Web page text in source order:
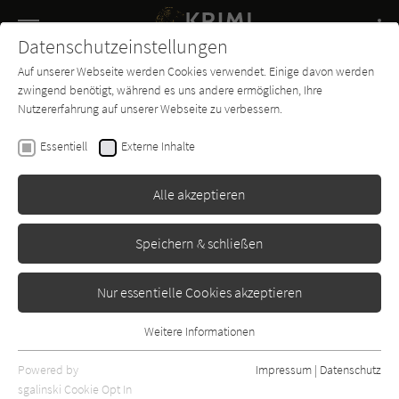
SUCHE
Buch-
Entdecker
Forum Charts
Thomas Enger ,Jørn Lier Horst
Blutnebel (Alexander Blix und
Emma Ramm 2)
Blanvalet
Datenschutzeinstellungen
Auf unserer Webseite werden Cookies verwendet. Einige davon werden
zwingend benötigt, während es uns andere ermöglichen, Ihre
Nutzererfahrung auf unserer Webseite zu verbessern.
Essentiell Externe Inhalte
Alle akzeptieren
Speichern & schließen
Nur essentielle Cookies akzeptieren
Essentielle Cookies werden für grundlegende Funktionen der
Webseite benötigt. Dadurch ist gewährleistet, dass die Webseite
Weitere Informationen
Powered by
sgalinski Cookie Opt In
Impressum | Datenschutz